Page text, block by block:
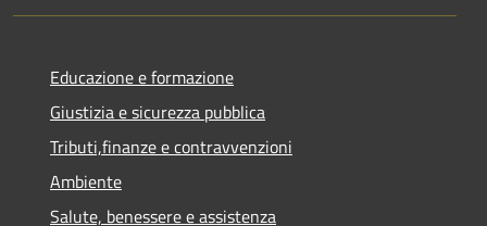
Educazione e formazione
Giustizia e sicurezza pubblica
Tributi,finanze e contravvenzioni
Ambiente
Salute, benessere e assistenza